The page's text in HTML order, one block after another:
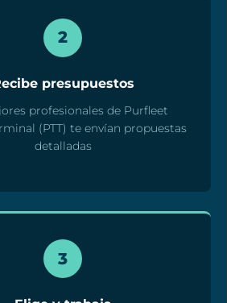
2
presupuestos
profesionales de Purfleet
(PTT) te envían propuestas
detalladas
3